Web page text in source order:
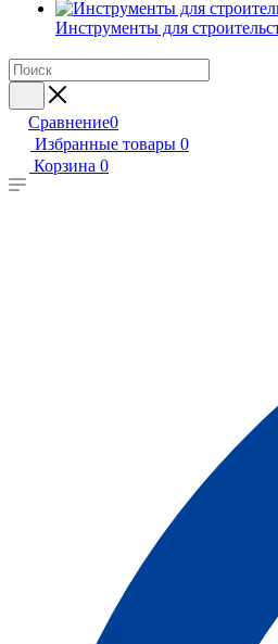
Инструменты для
Сравнение0
Избранные товары 0
Корзина 0